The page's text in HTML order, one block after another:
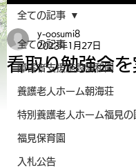
全ての記事
障害者支援施設清和園
養護老人ホーム朝海荘
特別養護老人ホーム福見の
福見保育園
入札公告
全ての記事
看取り勉強会を
y-oosumi8
2023年1月27日